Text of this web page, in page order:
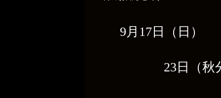
9月17日（日）
23日（秋分